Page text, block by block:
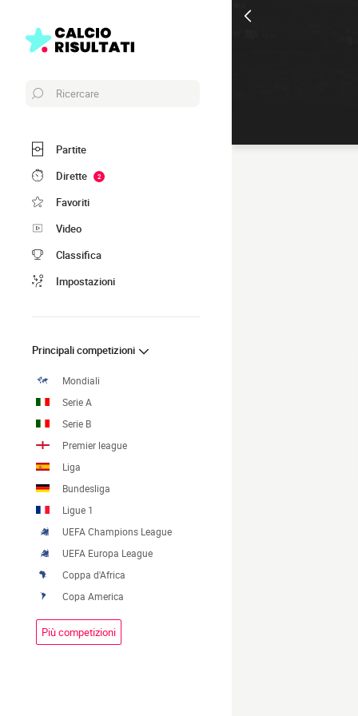
Ricercare
Partite
Dirette
2
Favoriti
Video
Classifica
Impostazioni
Principali competizioni
Mondiali
Serie A
Serie B
Premier league
Liga
Bundesliga
Ligue 1
UEFA Champions League
UEFA Europa League
Coppa d'Africa
Copa America
Più competizioni